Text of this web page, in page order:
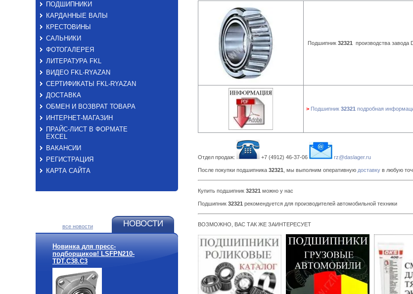
Подшипник 32321 производства завода
> Подшипник 32321 подробная
Отдел продаж: +7 (4912) 46-37-06 rz@daslager.ru
После покупки подшипника 32321 , мы выполним оперативную доставку в любую
Купить подшипник 32321 можно у нас
Подшипник 32321 рекомендуется для производителей автомобильной техники
ВОЗМОЖНО, ВАС ТАК ЖЕ ЗАИНТЕРЕСУЕТ
ПОДШИПНИКИ
КАРДАННЫЕ ВАЛЫ
КРЕСТОВИНЫ
САЛЬНИКИ
ФОТОГАЛЕРЕЯ
ЛИТЕРАТУРА FKL
ВИДЕО FKL-RYAZAN
СЕРТИФИКАТЫ FKL-RYAZAN
ДОСТАВКА
ОБМЕН И ВОЗВРАТ ТОВАРА
ИНТЕРНЕТ-МАГАЗИН
ПРАЙС-ЛИСТ В ФОРМАТЕ
EXСEL
ВАКАНСИИ
РЕГИСТРАЦИЯ
КАРТА САЙТА
НОВОСТИ
все новости
Новинка для пресс-
подборщиков! LSFPN210-
TDT.C38.C3